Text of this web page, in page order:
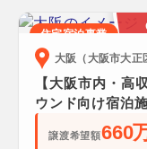
住宅宿泊事業
大阪（大阪市大正
【大阪市内・高
ウンド向け宿泊
譲渡希望額660